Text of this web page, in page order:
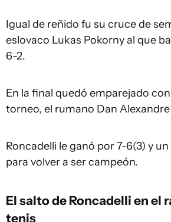
Igual de reñido fu su cruce de
eslovaco Lukas Pokorny al que
6-2.
En la final quedó emparejado
torneo, el rumano Dan
Roncadelli le ganó por 7-6(3) y
para volver a ser campeón.
El salto de Roncadelli en el
tenis